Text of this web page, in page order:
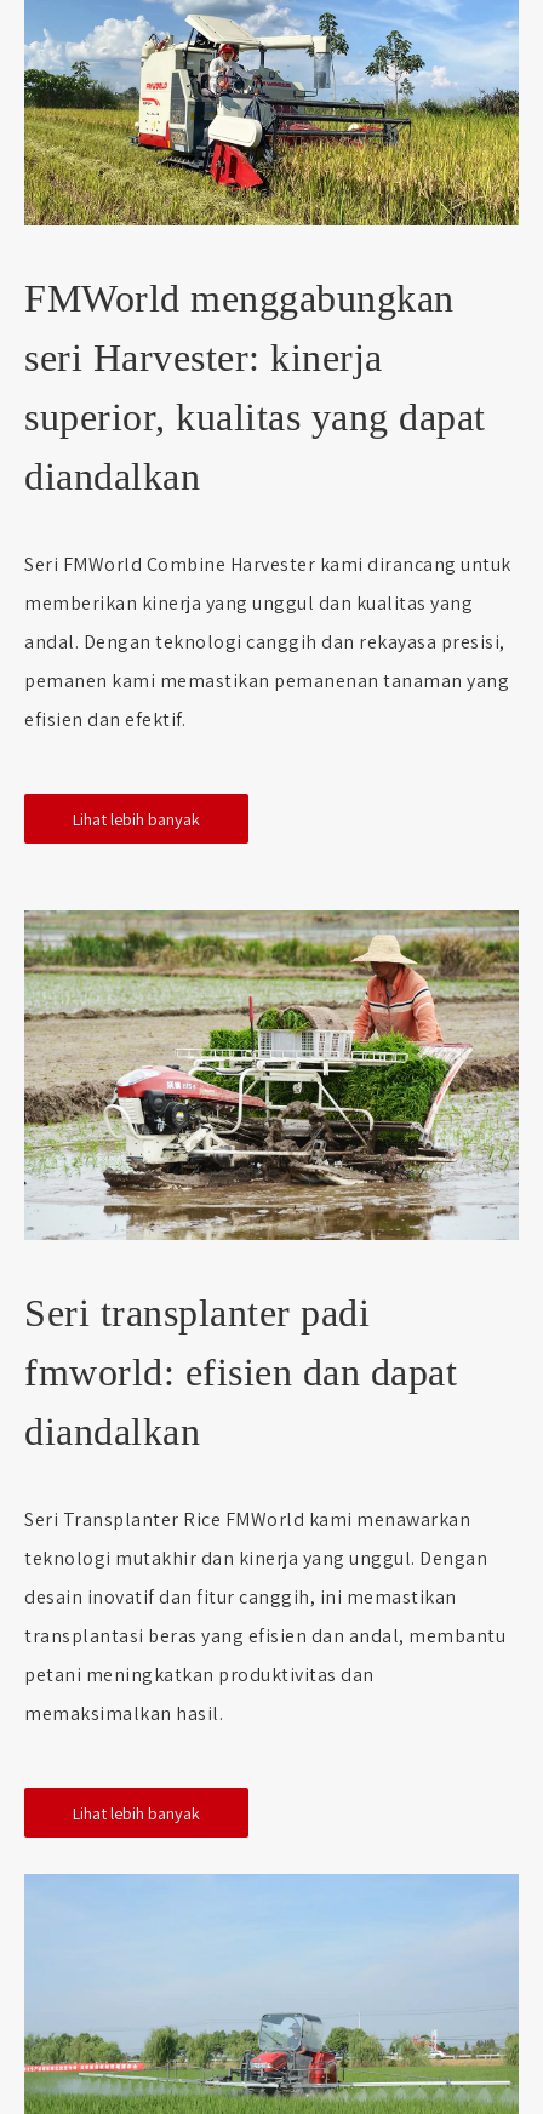
FMWorld menggabungkan
seri Harvester: kinerja
superior, kualitas yang dapat
diandalkan
Seri FMWorld Combine Harvester kami dirancang untuk
memberikan kinerja yang unggul dan kualitas yang
andal. Dengan teknologi canggih dan rekayasa presisi,
pemanen kami memastikan pemanenan tanaman yang
efisien dan efektif.
Lihat lebih banyak
Seri transplanter padi
fmworld: efisien dan dapat
diandalkan
Seri Transplanter Rice FMWorld kami menawarkan
teknologi mutakhir dan kinerja yang unggul. Dengan
desain inovatif dan fitur canggih, ini memastikan
transplantasi beras yang efisien dan andal, membantu
petani meningkatkan produktivitas dan
memaksimalkan hasil.
Lihat lebih banyak